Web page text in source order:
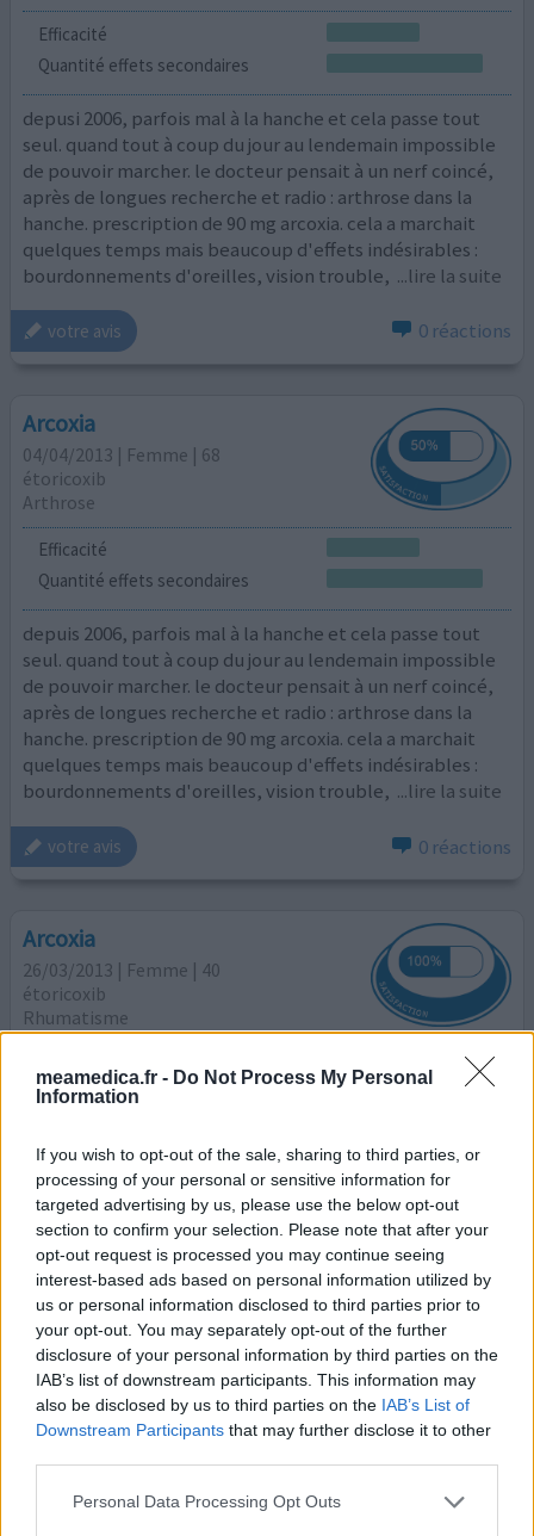
meamedica.fr - Do Not Process My Personal
Information
If you wish to opt-out of the sale, sharing to third parties, or
processing of your personal or sensitive information for
targeted advertising by us, please use the below opt-out
section to confirm your selection. Please note that after your
opt-out request is processed you may continue seeing
interest-based ads based on personal information utilized by
us or personal information disclosed to third parties prior to
your opt-out. You may separately opt-out of the further
disclosure of your personal information by third parties on the
IAB’s list of downstream participants. This information may
also be disclosed by us to third parties on the IAB’s List of
Downstream Participants that may further disclose it to other
Personal Data Processing Opt Outs
Efficacité
Quantité effets secondaires
depusi 2006, parfois mal à la hanche et cela passe tout
seul. quand tout à coup du jour au lendemain impossible
de pouvoir marcher. le docteur pensait à un nerf coincé,
après de longues recherche et radio : arthrose dans la
hanche. prescription de 90 mg arcoxia. cela a marchait
quelques temps mais beaucoup d'effets indésirables :
bourdonnements d'oreilles, vision trouble, ...lire la suite
votre avis 0 réactions
Arcoxia
04/04/2013 | Femme | 68
étoricoxib
Arthrose
Efficacité
Quantité effets secondaires
depuis 2006, parfois mal à la hanche et cela passe tout
seul. quand tout à coup du jour au lendemain impossible
de pouvoir marcher. le docteur pensait à un nerf coincé,
après de longues recherche et radio : arthrose dans la
hanche. prescription de 90 mg arcoxia. cela a marchait
quelques temps mais beaucoup d'effets indésirables :
bourdonnements d'oreilles, vision trouble, ...lire la suite
votre avis 0 réactions
Arcoxia
26/03/2013 | Femme | 40
étoricoxib
Rhumatisme
Quantité effets secondaires
marche bien contre la douleur. hélas ne combat pas la
raideur.seulement des bleus, c'est tout pas d'autre effet
secondaire. action positive c'était la légère sensation
d'euphorie dès que le médicament commençait son
action.
votre avis 0 réactions
Arcoxia
16/02/2013 | Homme | 59